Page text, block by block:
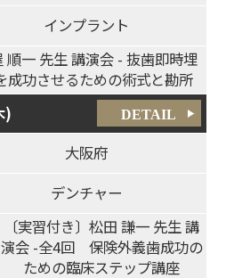
インプラント
順一 先生 講演会 - 抜歯即時埋
成功させるための術式と勘所
)
DETAIL
大阪府
デンチャー
〔実習付き〕松田 謙一 先生 講
演会 -全4回 保険外義歯成功の
ための臨床ステップ講座